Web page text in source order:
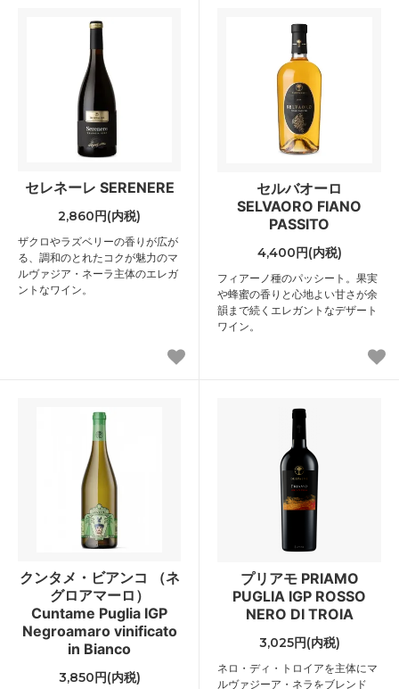
セレネーレ SERENERE
2,860円(内税)
ザクロやラズベリーの香りが広が
る、調和のとれたコクが魅力のマ
ルヴァジア・ネーラ主体のエレガ
ントなワイン。
セルバオーロ
SELVAORO FIANO
PASSITO
4,400円(内税)
フィアーノ種のパッシート。果実
や蜂蜜の香りと心地よい甘さが余
韻まで続くエレガントなデザート
ワイン。
クンタメ・ビアンコ （ネ
グロアマーロ）
Cuntame Puglia IGP
Negroamaro vinificato
in Bianco
3,850円(内税)
プリアモ PRIAMO
PUGLIA IGP ROSSO
NERO DI TROIA
3,025円(内税)
ネロ・ディ・トロイアを主体にマ
ルヴァジーア・ネラをブレンド